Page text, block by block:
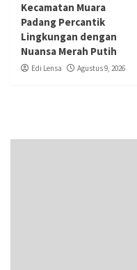
Kecamatan Muara
Padang Percantik
Lingkungan dengan
Nuansa Merah Putih
Edi Lensa Agustus 9, 2026